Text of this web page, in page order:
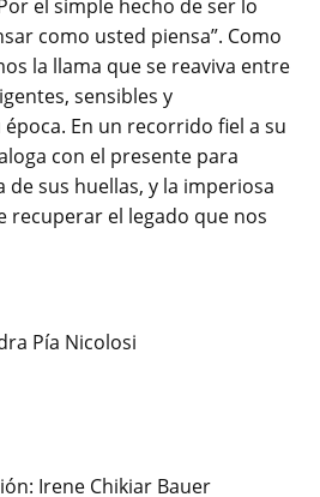
el simple hecho de ser lo
como usted piensa”. Como
la llama que se reaviva entre
sensibles y
En un recorrido fiel a su
con el presente para
sus huellas, y la imperiosa
recuperar el legado que nos
Pía Nicolosi
Irene Chikiar Bauer